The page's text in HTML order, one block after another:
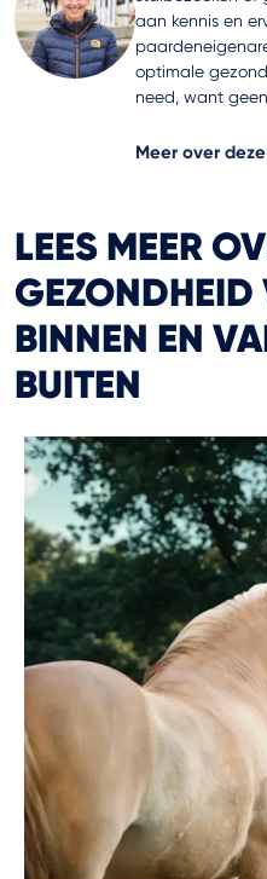
aan kennis en
optimale
need, want
Meer over
LEES MEER
GEZONDHEID
BINNEN EN
BUITEN